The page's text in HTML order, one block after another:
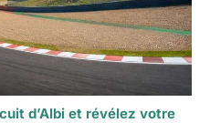
d’Albi et révélez votre